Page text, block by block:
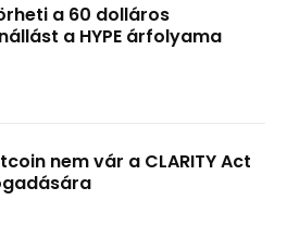
a 60 dolláros
a HYPE árfolyama
nem vár a CLARITY Act